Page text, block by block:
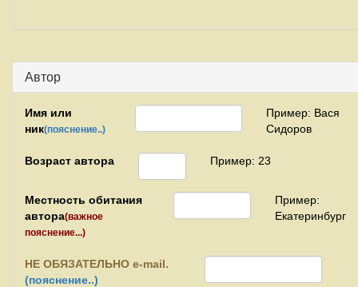
Автор
Имя или
ник(пояснение..)
Пример: Вася
Сидоров
Возраст автора Пример: 23
Местность обитания
автора(важное
пояснение...)
Пример:
Екатеринбург
НЕ ОБЯЗАТЕЛЬНО e-mail.
(пояснение..)